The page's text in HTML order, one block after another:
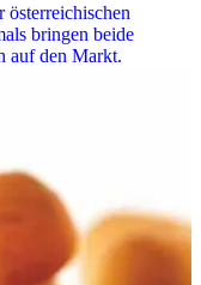
bringen beide
auf den Markt.